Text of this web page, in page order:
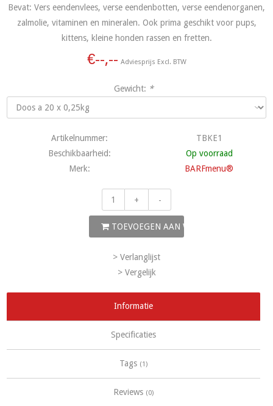
Bevat: Vers eendenvlees, verse eendenbotten, verse eendenorganen,
zalmolie, vitaminen en mineralen. Ook prima geschikt voor pups,
kittens, kleine honden rassen en fretten.
€--,-- Adviesprijs Excl. BTW
Gewicht: *
Artikelnummer:
TBKE1
Beschikbaarheid:
Op voorraad
Merk:
BARFmenu®
+ -
TOEVOEGEN AAN WINKELWAGEN
> Verlanglijst
> Vergelijk
Informatie
Specificaties
Tags (1)
Reviews (0)